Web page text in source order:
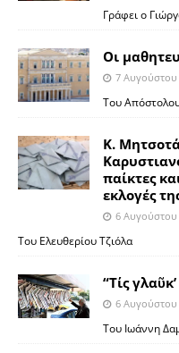
Γράφει ο
Οι
7 Αυγούστου
Του
Κ.
παίκτες
εκλογές
6 Αυγούστου
Του Ελευθερίου Τζιόλα
“Τίς
6 Αυγούστου
Του Ιωάννη